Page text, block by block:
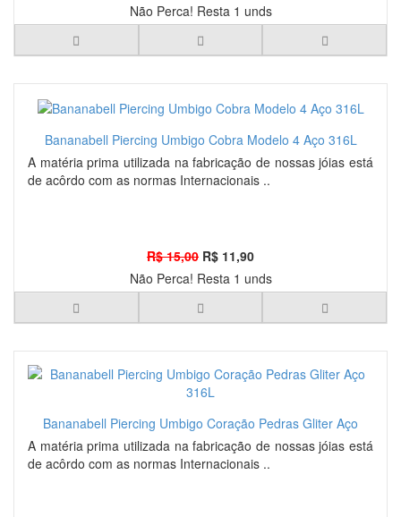
Não Perca! Resta 1 unds
Bananabell Piercing Umbigo Cobra Modelo 4 Aço 316L
A matéria prima utilizada na fabricação de nossas jóias está
de acôrdo com as normas Internacionais ..
R$ 15,00 R$ 11,90
Não Perca! Resta 1 unds
Bananabell Piercing Umbigo Coração Pedras Gliter Aço
316L
A matéria prima utilizada na fabricação de nossas jóias está
de acôrdo com as normas Internacionais ..